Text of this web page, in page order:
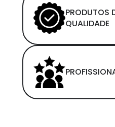
PRODUTOS
QUALIDADE